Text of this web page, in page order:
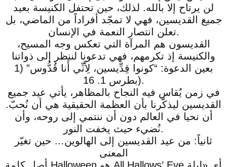
لن يرتاح إلا بالله. لذلك، حين تحتفل الكنيسة بعيد
جميع القديسين، فهي لا تمجّد أفراداً من الماضي، بل
تعلن انتصار النعمة في الإنسان.
القديسون هم المرآة التي تعكس وجه المسيح،
والكنيسة إذ تكرمهم، فهي تدعونا لننظر إلى ذواتنا
بعين الدعوة: “كونوا قِدِّيسين، لِأَنِّي أَنا قُدُّوس” (1
بطرس 1. 16).
في زمن يُقاس فيه النجاح بالمظاهر، يأتي عيد جميع
القديسين ليذكّرنا بأن العظمة الحقيقية هي أن نُحبّ.
أن نحيا في العالم دون أن ننتمي إلى روحه، وأن
نُضيء حيث يخفت النور.
ثانياً: من عيد القديسين إلى الهالوين… حين تغيّر
المعنى
أصل كلمة Halloween هو All Hallows’ Eve أي «ليلة